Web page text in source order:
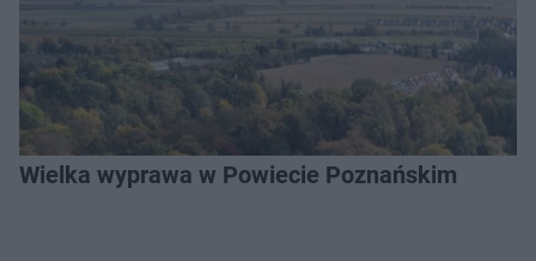
Wielka wyprawa w Powiecie Poznańskim